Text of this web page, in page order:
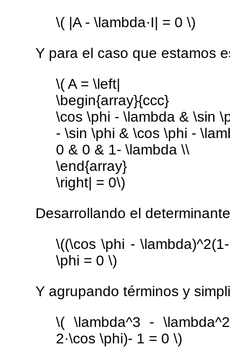
\( |A - \lambda·I| = 0 \)
Y para el caso que estamos
\( A = \left|
\begin{array}{ccc}
\cos \phi - \lambda & \sin
- \sin \phi & \cos \phi -
0 & 0 & 1- \lambda \\
\end{array}
\right| = 0\)
Desarrollando el
\((\cos \phi -
\phi = 0 \)
Y agrupando términos y
\( \lambda^3 -
2·\cos \phi)- 1 = 0 \)